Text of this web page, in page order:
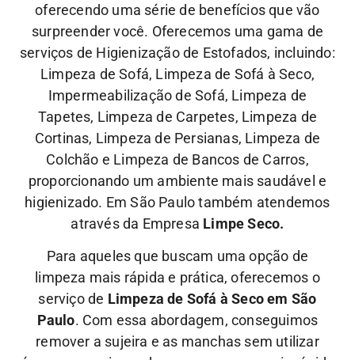
oferecendo uma série de benefícios que vão
surpreender você. Oferecemos uma gama de
serviços de Higienização de Estofados, incluindo:
Limpeza de Sofá, Limpeza de Sofá à Seco,
Impermeabilização de Sofá, Limpeza de
Tapetes, Limpeza de Carpetes, Limpeza de
Cortinas, Limpeza de Persianas, Limpeza de
Colchão e Limpeza de Bancos de Carros,
proporcionando um ambiente mais saudável e
higienizado. Em São Paulo também atendemos
através da Empresa Limpe Seco.
Para aqueles que buscam uma opção de
limpeza mais rápida e prática, oferecemos o
serviço de Limpeza de Sofá à Seco em São
Paulo. Com essa abordagem, conseguimos
remover a sujeira e as manchas sem utilizar